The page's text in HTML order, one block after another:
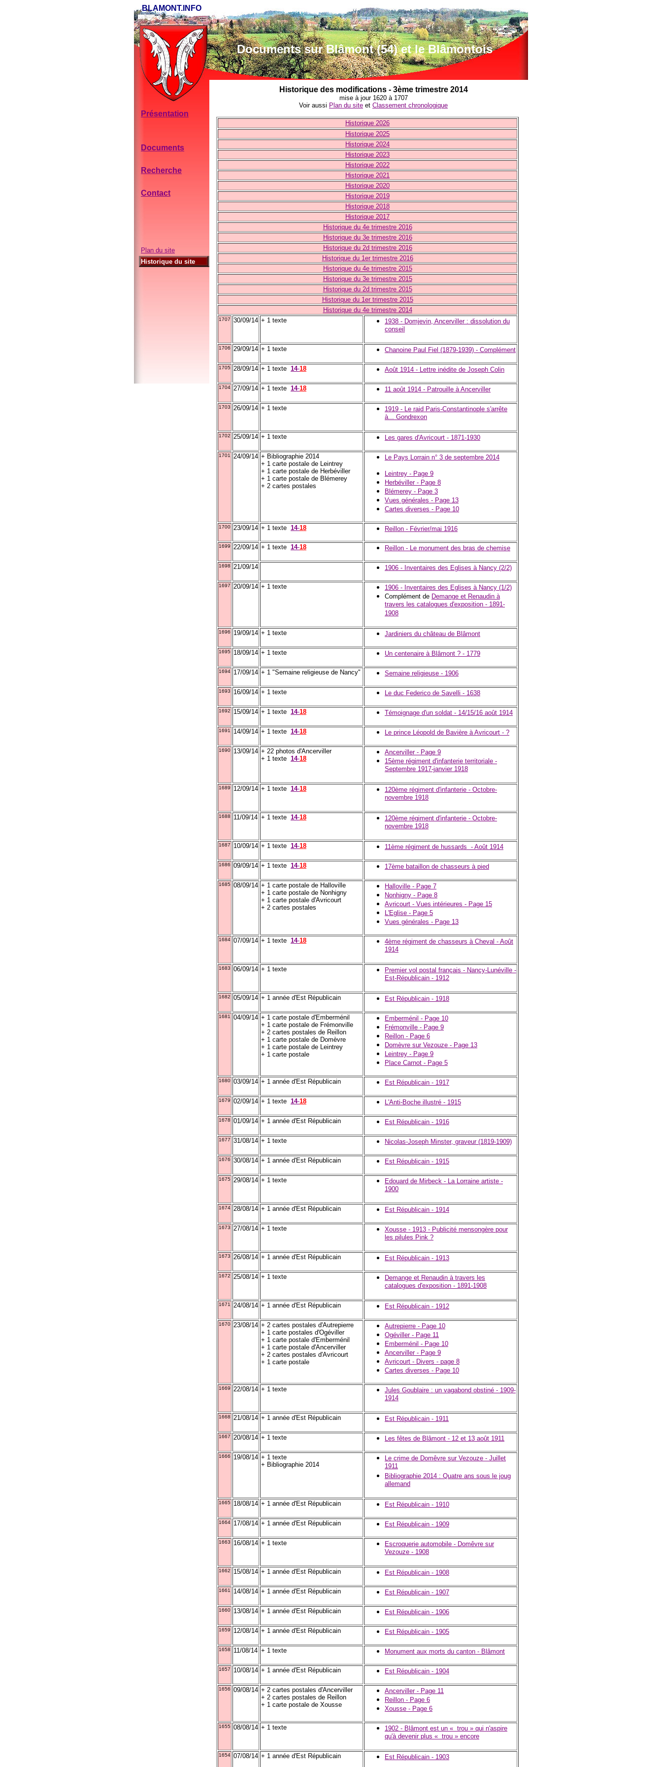
BLAMONT.INFO
Documents sur Blâmont (54) et le Blâmontois
Présentation
Documents
Recherche
Contact
Plan du site
Historique du site
Historique des modifications - 3ème trimestre 2014
mise à jour 1620 à 1707
Voir aussi Plan du site et Classement chronologique
Historique 2026
Historique 2025
Historique 2024
Historique 2023
Historique 2022
Historique 2021
Historique 2020
Historique 2019
Historique 2018
Historique 2017
Historique du 4e trimestre 2016
Historique du 3e trimestre 2016
Historique du 2d trimestre 2016
Historique du 1er trimestre 2016
Historique du 4e trimestre 2015
Historique du 3e trimestre 2015
Historique du 2d trimestre 2015
Historique du 1er trimestre 2015
Historique du 4e trimestre 2014
1707 30/09/14 + 1 texte 1938 - Domjevin, Ancerviller : dissolution du
conseil
1706 29/09/14 + 1 texte Chanoine Paul Fiel (1879-1939) - Complément
1705 28/09/14 + 1 texte 14-18 Août 1914 - Lettre inédite de Joseph Colin
1704 27/09/14 + 1 texte 14-18 11 août 1914 - Patrouille à Ancerviller
1703 26/09/14 + 1 texte 1919 - Le raid Paris-Constantinople s'arrête
à... Gondrexon
1702 25/09/14 + 1 texte Les gares d'Avricourt - 1871-1930
1701 24/09/14 + Bibliographie 2014
+ 1 carte postale de Leintrey
+ 1 carte postale de Herbéviller
+ 1 carte postale de Blémerey
+ 2 cartes postales
Le Pays Lorrain n° 3 de septembre 2014
Leintrey - Page 9
Herbéviller - Page 8
Blémerey - Page 3
Vues générales - Page 13
Cartes diverses - Page 10
1700 23/09/14 + 1 texte 14-18 Reillon - Février/mai 1916
1699 22/09/14 + 1 texte 14-18 Reillon - Le monument des bras de chemise
1698 21/09/14 1906 - Inventaires des Eglises à Nancy (2/2)
1697 20/09/14 + 1 texte
1906 - Inventaires des Eglises à Nancy (1/2)
Complément de Demange et Renaudin à
travers les catalogues d'exposition - 1891-
1908
1696 19/09/14 + 1 texte Jardiniers du château de Blâmont
1695 18/09/14 + 1 texte Un centenaire à Blâmont ? - 1779
1694 17/09/14 + 1 "Semaine religieuse de Nancy" Semaine religieuse - 1906
1693 16/09/14 + 1 texte Le duc Federico de Savelli - 1638
1692 15/09/14 + 1 texte 14-18 Témoignage d'un soldat - 14/15/16 août 1914
1691 14/09/14 + 1 texte 14-18 Le prince Léopold de Bavière à Avricourt - ?
1690 13/09/14 + 22 photos d'Ancerviller
+ 1 texte 14-18
Ancerviller - Page 9
15ème régiment d'infanterie territoriale -
Septembre 1917-janvier 1918
1689 12/09/14 + 1 texte 14-18 120ème régiment d'infanterie - Octobre-
novembre 1918
1688 11/09/14 + 1 texte 14-18 120ème régiment d'infanterie - Octobre-
novembre 1918
1687 10/09/14 + 1 texte 14-18 11ème régiment de hussards - Août 1914
1686 09/09/14 + 1 texte 14-18 17ème bataillon de chasseurs à pied
1685 08/09/14 + 1 carte postale de Halloville
+ 1 carte postale de Nonhigny
+ 1 carte postale d'Avricourt
+ 2 cartes postales
Halloville - Page 7
Nonhigny - Page 8
Avricourt - Vues intérieures - Page 15
L'Eglise - Page 5
Vues générales - Page 13
1684 07/09/14 + 1 texte 14-18 4ème régiment de chasseurs à Cheval - Août
1914
1683 06/09/14 + 1 texte Premier vol postal français - Nancy-Lunéville -
Est-Républicain - 1912
1682 05/09/14 + 1 année d'Est Républicain Est Républicain - 1918
1681 04/09/14 + 1 carte postale d'Emberménil
+ 1 carte postale de Frémonville
+ 2 cartes postales de Reillon
+ 1 carte postale de Domèvre
+ 1 carte postale de Leintrey
+ 1 carte postale
Emberménil - Page 10
Frémonville - Page 9
Reillon - Page 6
Domèvre sur Vezouze - Page 13
Leintrey - Page 9
Place Carnot - Page 5
1680 03/09/14 + 1 année d'Est Républicain Est Républicain - 1917
1679 02/09/14 + 1 texte 14-18 L'Anti-Boche illustré - 1915
1678 01/09/14 + 1 année d'Est Républicain Est Républicain - 1916
1677 31/08/14 + 1 texte Nicolas-Joseph Minster, graveur (1819-1909)
1676 30/08/14 + 1 année d'Est Républicain Est Républicain - 1915
1675 29/08/14 + 1 texte Edouard de Mirbeck - La Lorraine artiste -
1900
1674 28/08/14 + 1 année d'Est Républicain Est Républicain - 1914
1673 27/08/14 + 1 texte Xousse - 1913 - Publicité mensongère pour
les pilules Pink ?
1673 26/08/14 + 1 année d'Est Républicain Est Républicain - 1913
1672 25/08/14 + 1 texte Demange et Renaudin à travers les
catalogues d'exposition - 1891-1908
1671 24/08/14 + 1 année d'Est Républicain Est Républicain - 1912
1670 23/08/14 + 2 cartes postales d'Autrepierre
+ 1 carte postales d'Ogéviller
+ 1 carte postale d'Emberménil
+ 1 carte postale d'Ancerviller
+ 2 cartes postales d'Avricourt
+ 1 carte postale
Autrepierre - Page 10
Ogéviller - Page 11
Emberménil - Page 10
Ancerviller - Page 9
Avricourt - Divers - page 8
Cartes diverses - Page 10
1669 22/08/14 + 1 texte Jules Goublaire : un vagabond obstiné - 1909-
1914
1668 21/08/14 + 1 année d'Est Républicain Est Républicain - 1911
1667 20/08/14 + 1 texte Les fêtes de Blâmont - 12 et 13 août 1911
1666 19/08/14 + 1 texte
+ Bibliographie 2014
Le crime de Domêvre sur Vezouze - Juillet
1911
Bibliographie 2014 : Quatre ans sous le joug
allemand
1665 18/08/14 + 1 année d'Est Républicain Est Républicain - 1910
1664 17/08/14 + 1 année d'Est Républicain Est Républicain - 1909
1663 16/08/14 + 1 texte Escroquerie automobile - Domêvre sur
Vezouze - 1908
1662 15/08/14 + 1 année d'Est Républicain Est Républicain - 1908
1661 14/08/14 + 1 année d'Est Républicain Est Républicain - 1907
1660 13/08/14 + 1 année d'Est Républicain Est Républicain - 1906
1659 12/08/14 + 1 année d'Est Républicain Est Républicain - 1905
1658 11/08/14 + 1 texte Monument aux morts du canton - Blâmont
1657 10/08/14 + 1 année d'Est Républicain Est Républicain - 1904
1656 09/08/14 + 2 cartes postales d'Ancerviller
+ 2 cartes postales de Reillon
+ 1 carte postale de Xousse
Ancerviller - Page 11
Reillon - Page 6
Xousse - Page 6
1655 08/08/14 + 1 texte 1902 - Blâmont est un « trou » qui n'aspire
qu'à devenir plus « trou » encore
1654 07/08/14 + 1 année d'Est Républicain Est Républicain - 1903